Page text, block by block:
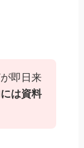
即日来
は資料